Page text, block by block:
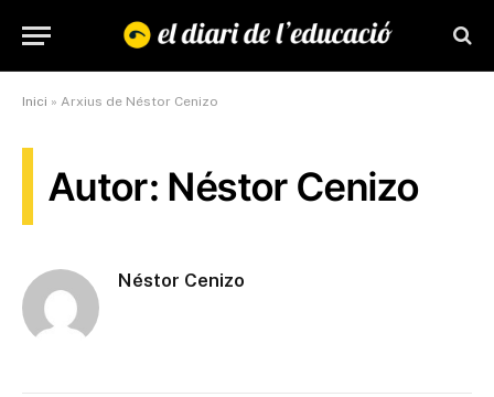
Inici » Arxius de Néstor Cenizo
Autor: Néstor Cenizo
Néstor Cenizo